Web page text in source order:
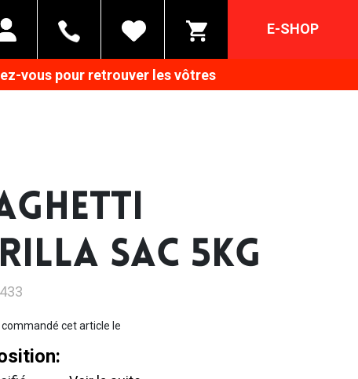
E-SHOP
vous pour retrouver les vôtres
SAC 5KG
cet article le